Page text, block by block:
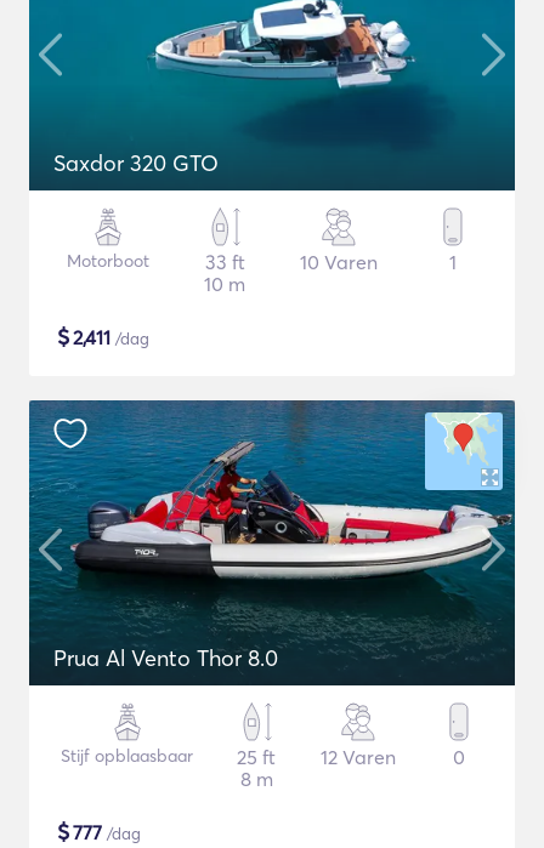
Saxdor 320 GTO
Motorboot
33 ft
10 m
10 Varen 1
$2,411 /dag
Prua Al Vento Thor 8.0
Stijf opblaasbaar
25 ft
8 m
12 Varen 0
$777 /dag